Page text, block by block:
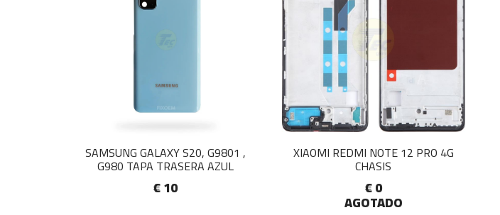
SAMSUNG GALAXY S20, G9801 ,
G980 TAPA TRASERA AZUL
€ 10
XIAOMI REDMI NOTE 12 PRO 4G
CHASIS
€ 0
AGOTADO